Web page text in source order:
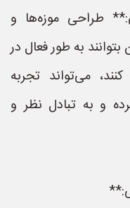
طراحی موزه‌ها و
بتوانند به طور فعال در
می‌تواند تجربه
و به تبادل نظر و